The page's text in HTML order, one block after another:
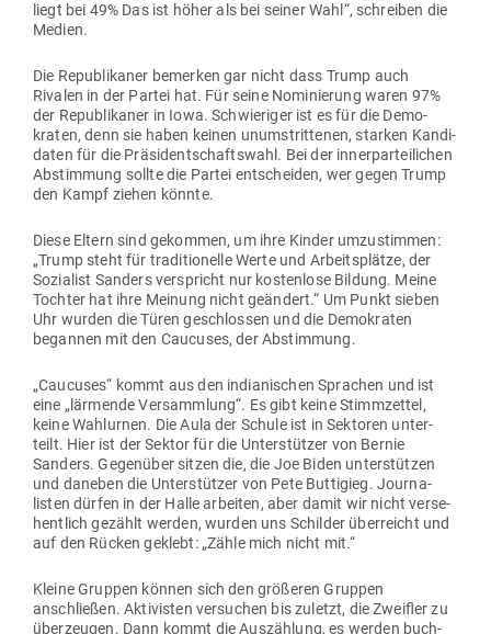
liegt bei 49% Das ist höher als bei seiner Wahl“, schreiben die
Medien.
Die Repu­bli­kaner bemerken gar nicht dass Trump auch
Rivalen in der Partei hat. Für seine Nomi­nierung waren 97%
der Repu­bli­kaner in Iowa. Schwie­riger ist es für die Demo­
kraten, denn sie haben keinen unum­strit­tenen, starken Kan­di­
daten für die Prä­si­dent­schaftswahl. Bei der inner­par­tei­lichen
Abstimmung sollte die Partei ent­scheiden, wer gegen Trump
den Kampf ziehen könnte.
Diese Eltern sind gekommen, um ihre Kinder umzu­stimmen:
„Trump steht für tra­di­tio­nelle Werte und Arbeits­plätze, der
Sozialist Sanders ver­spricht nur kos­tenlose Bildung. Meine
Tochter hat ihre Meinung nicht geändert.“ Um Punkt sieben
Uhr wurden die Türen geschlossen und die Demo­kraten
begannen mit den Cau­cuses, der Abstimmung.
„Cau­cuses“ kommt aus den india­ni­schen Sprachen und ist
eine „lär­mende Ver­sammlung“. Es gibt keine Stimm­zettel,
keine Wahl­urnen. Die Aula der Schule ist in Sek­toren unter­
teilt. Hier ist der Sektor für die Unter­stützer von Bernie
Sanders. Gegenüber sitzen die, die Joe Biden unter­stützen
und daneben die Unter­stützer von Pete Butt­igieg. Jour­na­
listen dürfen in der Halle arbeiten, aber damit wir nicht ver­se­
hentlich gezählt werden, wurden uns Schilder über­reicht und
auf den Rücken geklebt: „Zähle mich nicht mit.“
Kleine Gruppen können sich den grö­ßeren Gruppen
anschließen. Akti­visten ver­suchen bis zuletzt, die Zweifler zu
über­zeugen. Dann kommt die Aus­zählung, es werden buch­